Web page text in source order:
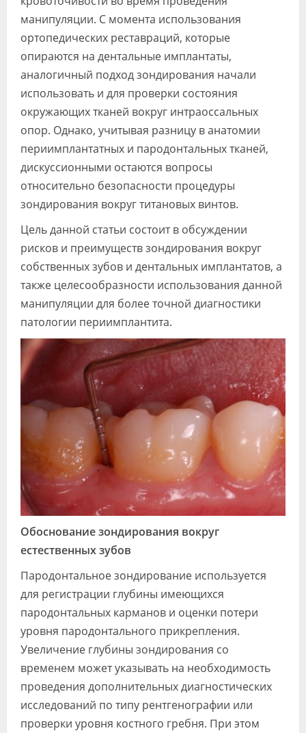
манипуляции. С момента использования
ортопедических реставраций, которые
опираются на дентальные имплантаты,
аналогичный подход зондирования начали
использовать и для проверки состояния
окружающих тканей вокруг интраоссальных
опор. Однако, учитывая разницу в анатомии
периимплантатных и пародонтальных тканей,
дискуссионными остаются вопросы
относительно безопасности процедуры
зондирования вокруг титановых винтов.
Цель данной статьи состоит в обсуждении
рисков и преимуществ зондирования вокруг
собственных зубов и дентальных имплантатов, а
также целесообразности использования данной
манипуляции для более точной диагностики
патологии периимплантита.
Обоснование зондирования вокруг
естественных зубов
Пародонтальное зондирование используется
для регистрации глубины имеющихся
пародонтальных карманов и оценки потери
уровня пародонтального прикрепления.
Увеличение глубины зондирования со
временем может указывать на необходимость
проведения дополнительных диагностических
исследований по типу рентгенографии или
проверки уровня костного гребня. При этом